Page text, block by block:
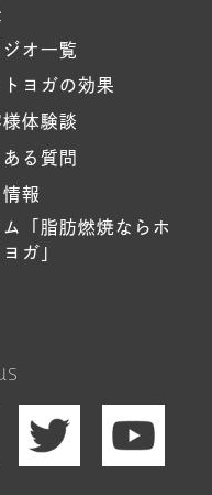
オ一覧
トヨガの効果
体験談
ある質問
報
ム「脂肪燃焼ならホ
ガ」